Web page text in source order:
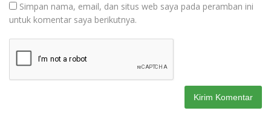
Simpan nama, email, dan situs web saya pada peramban ini
untuk komentar saya berikutnya.